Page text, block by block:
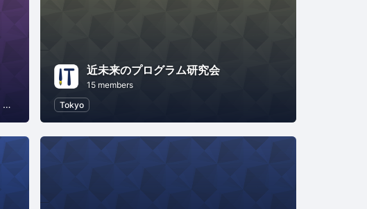
Child Education
近未来のプログラム研究会
15 members
Tokyo